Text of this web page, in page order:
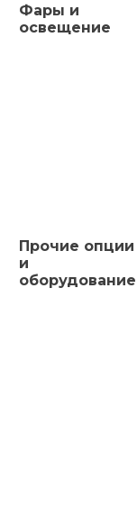
Фары и
освещение
Прочие опции
и
оборудование